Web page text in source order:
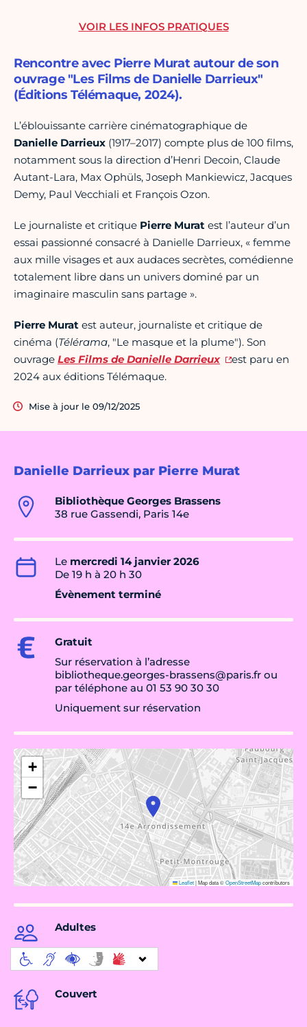
Danielle Darrieux par Pierre Murat
Bibliothèque Georges Brassens
38 rue Gassendi, Paris 14e
Le mercredi 14 janvier 2026
De 19 h à 20 h 30
Évènement terminé
Gratuit
Sur réservation à l’adresse
bibliotheque.georges-brassens@paris.fr ou
par téléphone au 01 53 90 30 30
Uniquement sur réservation
+
−
Leaflet|Map data ©OpenStreetMapcontributors
Adultes
Couvert
Rencontre avec Pierre Murat autour de son
ouvrage "Les Films de Danielle Darrieux"
(Éditions Télémaque, 2024).
L’éblouissante carrière cinématographique de
Danielle Darrieux (1917–2017) compte plus de 100 films,
notamment sous la direction d’Henri Decoin, Claude
Autant-Lara, Max Ophüls, Joseph Mankiewicz, Jacques
Demy, Paul Vecchiali et François Ozon.
Le journaliste et critique Pierre Murat est l’auteur d’un
essai passionné consacré à Danielle Darrieux, « femme
aux mille visages et aux audaces secrètes, comédienne
totalement libre dans un univers dominé par un
imaginaire masculin sans partage ».
Pierre Murat est auteur, journaliste et critique de
cinéma (Télérama, "Le masque et la plume"). Son
ouvrage Les Films de Danielle Darrieux
est paru en
2024 aux éditions Télémaque.
Mise à jour le 09/12/2025
VOIR LES INFOS PRATIQUES